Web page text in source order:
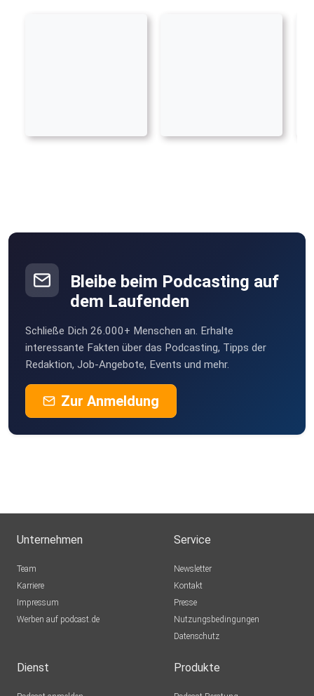
Bleibe beim Podcasting auf
dem Laufenden
Schließe Dich 26.000+ Menschen an. Erhalte
interessante Fakten über das Podcasting, Tipps der
Redaktion, Job-Angebote, Events und mehr.
Zur Anmeldung
Unternehmen
Team
Karriere
Impressum
Werben auf podcast.de
Service
Newsletter
Kontakt
Presse
Nutzungsbedingungen
Datenschutz
Dienst Produkte